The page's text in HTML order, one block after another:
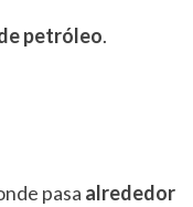
petróleo.
pasa alrededor